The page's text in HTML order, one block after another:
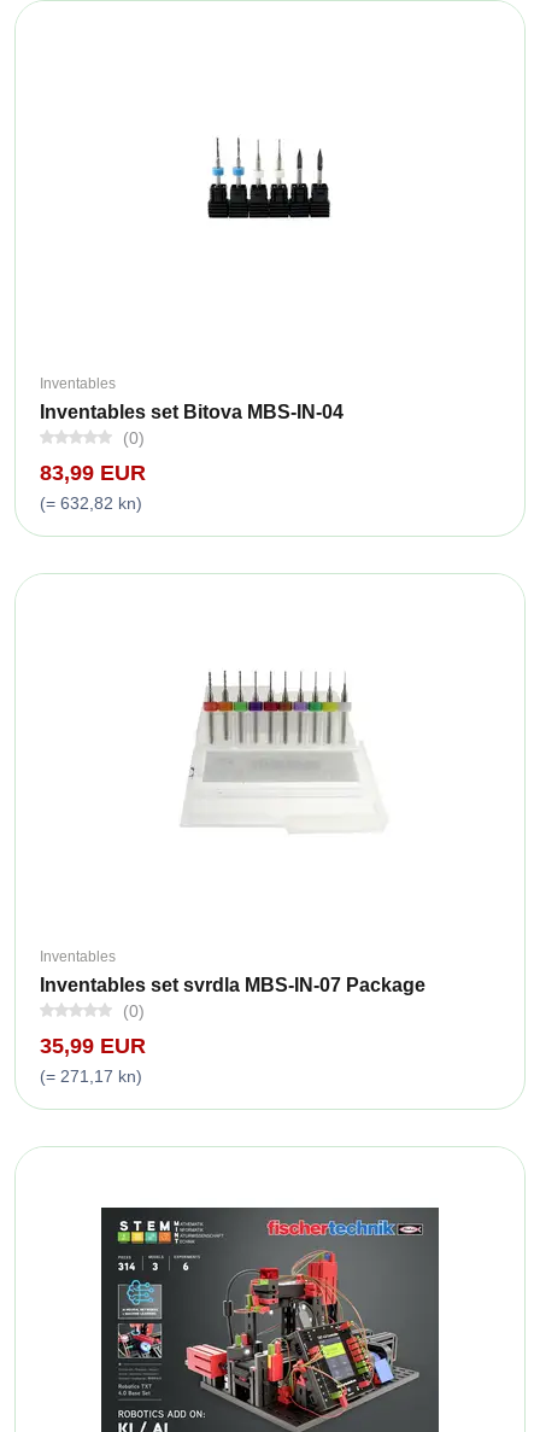
Inventables
Inventables set Bitova MBS-IN-04
(0)
83,99 EUR
(= 632,82 kn)
Inventables
Inventables set svrdla MBS-IN-07 Package
(0)
35,99 EUR
(= 271,17 kn)